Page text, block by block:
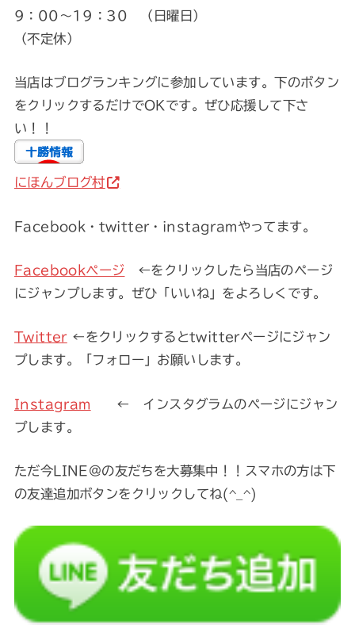
9：00～19：30 （日曜日）
（不定休）
当店はブログランキングに参加しています。下のボタン
をクリックするだけでOKです。ぜひ応援して下さ
い！！
にほんブログ村
Facebook・twitter・instagramやってます。
Facebookページ ←をクリックしたら当店のページ
にジャンプします。ぜひ「いいね」をよろしくです。
Twitter ←をクリックするとtwitterページにジャン
プします。「フォロー」お願いします。
Instagram ← インスタグラムのページにジャン
プします。
ただ今LINE@の友だちを大募集中！！スマホの方は下
の友達追加ボタンをクリックしてね(^_^)